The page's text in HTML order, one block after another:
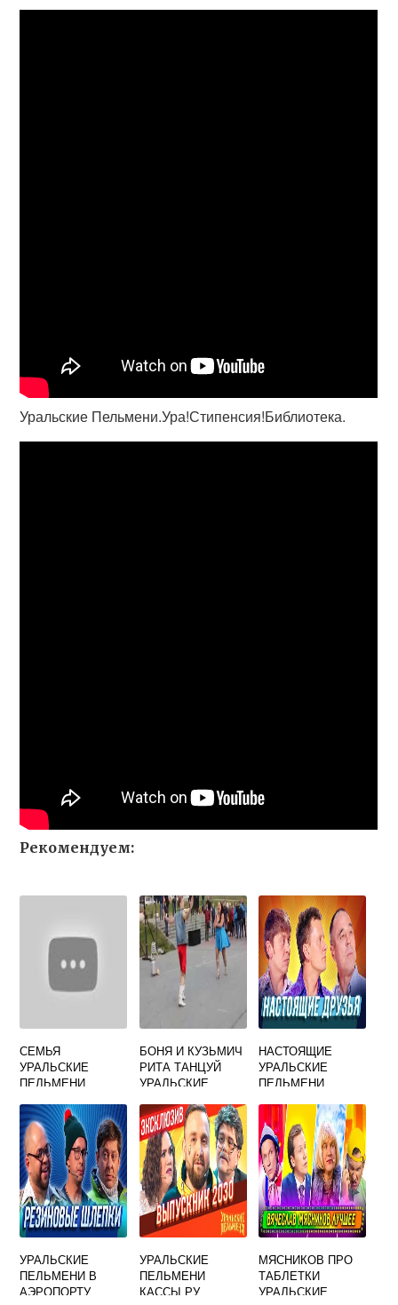
Уральские Пельмени.Ура!Стипенсия!Библиотека.
Рекомендуем:
СЕМЬЯ
УРАЛЬСКИЕ
ПЕЛЬМЕНИ
БОНЯ И КУЗЬМИЧ
РИТА ТАНЦУЙ
УРАЛЬСКИЕ
НАСТОЯЩИЕ
УРАЛЬСКИЕ
ПЕЛЬМЕНИ
УРАЛЬСКИЕ
ПЕЛЬМЕНИ В
АЭРОПОРТУ
УРАЛЬСКИЕ
ПЕЛЬМЕНИ
КАССЫ РУ
МЯСНИКОВ ПРО
ТАБЛЕТКИ
УРАЛЬСКИЕ